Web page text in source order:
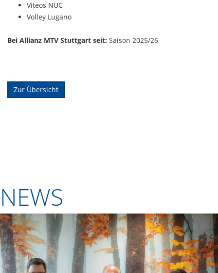
Viteos NUC
Volley Lugano
Bei Allianz MTV Stuttgart seit: Saison 2025/26
Zur Übersicht
NEWS